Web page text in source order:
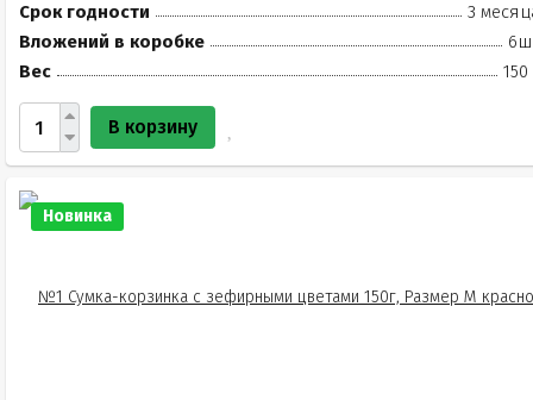
Срок годности
3
Вложений в коробке
Вес
150
В корзину
Новинка